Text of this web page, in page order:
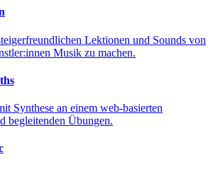
Lektionen und Sounds von
Musik zu machen.
Synthese an einem web-basierten
begleitenden Übungen.